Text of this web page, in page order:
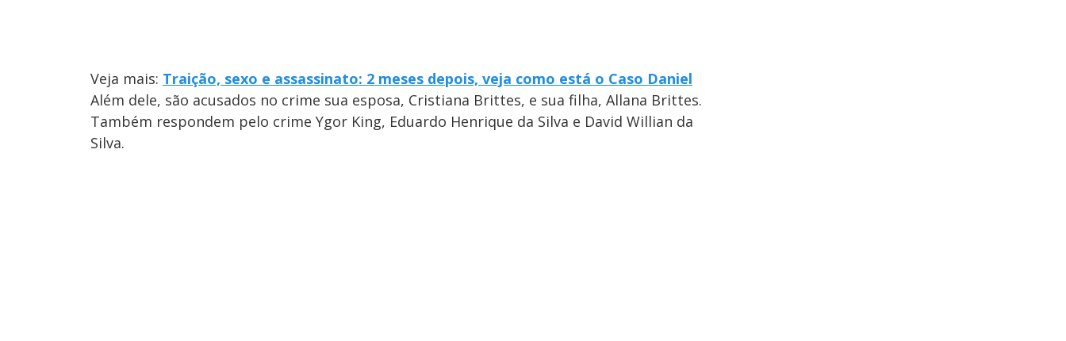
Veja mais: Traição, sexo e assassinato: 2 meses depois, veja como está o Caso Daniel
Além dele, são acusados no crime sua esposa, Cristiana Brittes, e sua filha, Allana Brittes.
Também respondem pelo crime Ygor King, Eduardo Henrique da Silva e David Willian da
Silva.